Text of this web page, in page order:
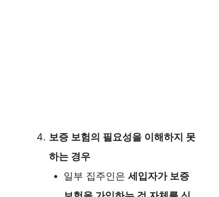
보증 보험의 필요성을 이해하지 못
하는 경우
일부 집주인은 세입자가 보증